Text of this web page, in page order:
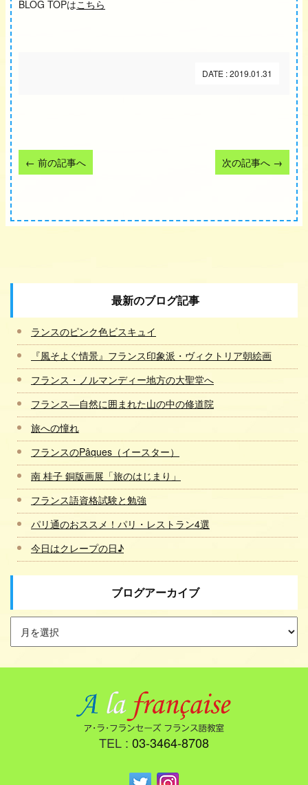
BLOG TOPはこちら
DATE : 2019.01.31
← 前の記事へ 次の記事へ →
最新のブログ記事
ランスのピンク色ビスキュイ
『風そよぐ情景』フランス印象派・ヴィクトリア朝絵画
フランス・ノルマンディー地方の大聖堂へ
フランス―自然に囲まれた山の中の修道院
旅への憧れ
フランスのPâques（イースター）
南 桂子 銅版画展「旅のはじまり」
フランス語資格試験と勉強
パリ通のおススメ！パリ・レストラン4選
今日はクレープの日♪
ブログアーカイブ
TEL : 03-3464-8708